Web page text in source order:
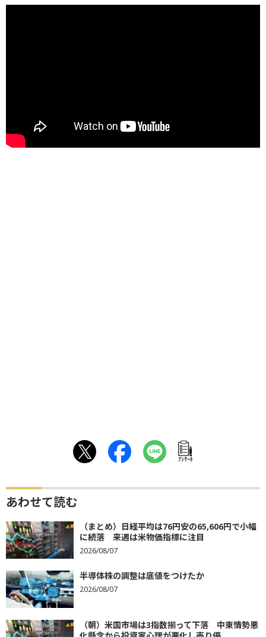
ｱﾝｹｰﾄ
あわせて読む
（まとめ）日経平均は76円安の65,606円で小幅
に続落 来週は米物価指標に注目
2026/08/07
半導体株の調整は底値をつけたか
2026/08/07
（朝）米国市場は3指数揃って下落 中東情勢悪